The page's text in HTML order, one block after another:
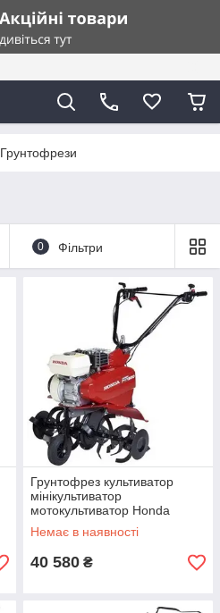
Грунтофрези
0 Фільтри
Грунтофрез культиватор
мінікультиватор
мотокультиватор Honda
(Хонда) FG320
Немає в наявності
40 580 ₴